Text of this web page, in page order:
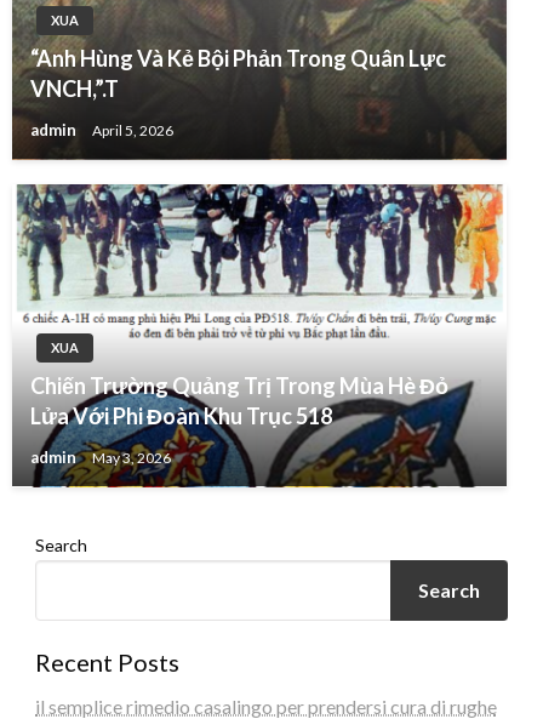
XUA
“Anh Hùng Và Kẻ Bội Phản Trong Quân Lực
VNCH,”.T
admin April 5, 2026
XUA
Chiến Trường Quảng Trị Trong Mùa Hè Đỏ
Lửa Với Phi Đoàn Khu Trục 518
admin May 3, 2026
Search
Search
Recent Posts
il semplice rimedio casalingo per prendersi cura di rughe